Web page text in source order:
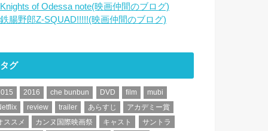
Knights of Odessa note(映画仲間のブログ)
鉄腸野郎Z-SQUAD!!!!!(映画仲間のブログ)
タグ
2016 che bunbun DVD film
mubi
review trailer あらすじ
アカデミー賞
ススメ
カンヌ国際映画祭 キャスト
サントラ